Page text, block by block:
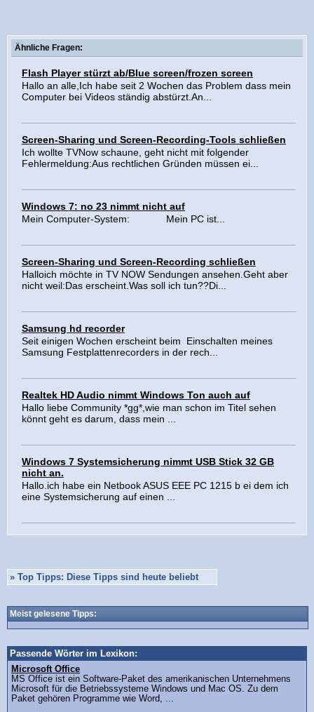
Ähnliche Fragen:
Flash Player stürzt ab/Blue screen/frozen screen
Hallo an alle,Ich habe seit 2 Wochen das Problem dass mein
Computer bei Videos ständig abstürzt.An...
Screen-Sharing und Screen-Recording-Tools schließen
Ich wollte TVNow schaune, geht nicht mit folgender
Fehlermeldung:Aus rechtlichen Gründen müssen ei...
Windows 7: no 23 nimmt nicht auf
Mein Computer-System: Mein PC ist...
Screen-Sharing und Screen-Recording schließen
Halloich möchte in TV NOW Sendungen ansehen.Geht aber
nicht weil:Das erscheint.Was soll ich tun??Di...
Samsung hd recorder
Seit einigen Wochen erscheint beim Einschalten meines
Samsung Festplattenrecorders in der rech...
Realtek HD Audio nimmt Windows Ton auch auf
Hallo liebe Community *gg*,wie man schon im Titel sehen
könnt geht es darum, dass mein ...
Windows 7 Systemsicherung nimmt USB Stick 32 GB
nicht an.
Hallo.ich habe ein Netbook ASUS EEE PC 1215 b ei dem ich
eine Systemsicherung auf einen ...
» Top Tipps: Diese Tipps sind heute beliebt
Meist gelesene Tipps:
Passende Wörter im Lexikon:
Microsoft Office
MS Office ist ein Software-Paket des amerikanischen Unternehmens
Microsoft für die Betriebssysteme Windows und Mac OS. Zu dem
Paket gehören Programme wie Word, ...